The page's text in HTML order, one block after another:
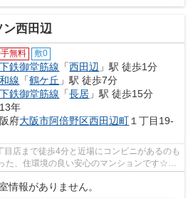
ン西田辺
無料 敷0
鉄御堂筋線 「西田辺 」駅 徒歩1分
線 「鶴ケ丘 」駅 徒歩7分
鉄御堂筋線 「長居 」駅 徒歩15分
年
府大阪市阿倍野区西田辺町１丁目19-
目店まで徒歩4分と近場にコンビニがあるのも
た、住環境の良い安心のマンションです☆こ
情報がありません。